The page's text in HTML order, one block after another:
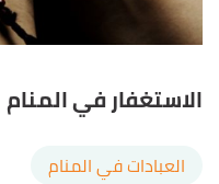
الاستغفار في المنام
العبادات في المنام